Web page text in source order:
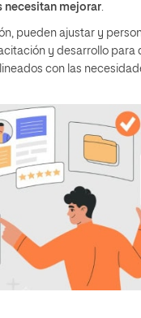
necesitan mejorar
pueden ajustar y
y desarrollo para
con las